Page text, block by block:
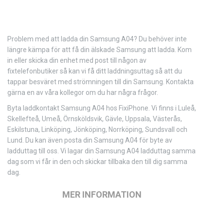
Problem med att ladda din Samsung A04? Du behöver inte
längre kämpa för att få din älskade Samsung att ladda. Kom
in eller skicka din enhet med post till någon av
fixtelefonbutiker så kan vi få ditt laddningsuttag så att du
tappar besväret med strömningen till din Samsung. Kontakta
gärna en av våra kollegor om du har några frågor.
Byta laddkontakt Samsung A04 hos FixiPhone. Vi finns i Luleå,
Skellefteå, Umeå, Örnsköldsvik, Gävle, Uppsala, Västerås,
Eskilstuna, Linköping, Jönköping, Norrköping, Sundsvall och
Lund. Du kan även posta din Samsung A04 för byte av
ladduttag till oss. Vi lagar din Samsung A04 ladduttag samma
dag som vi får in den och skickar tillbaka den till dig samma
dag.
MER INFORMATION